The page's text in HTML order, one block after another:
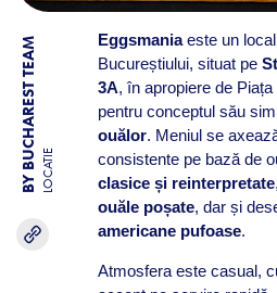
BY BUCHAREST TEAM LOCATIE
Eggsmaniaeste un
Bucureștiului, situat pe
3A, în apropiere de
pentru conceptul său
ouălor. Meniul se
consistente pe bază de
clasice și reinterpretate,
ouăle poșate, dar și
americane pufoase.
Atmosfera este casual,